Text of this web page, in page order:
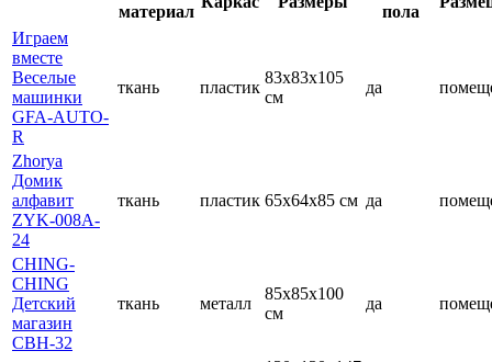
материал
пола
Играем
вместе
Веселые
машинки
GFA-AUTO-
R
ткань пластик
83x83x105
cм
да
Zhorya
Домик
алфавит
ZYK-008A-
24
ткань пластик 65x64x85 cм да
CHING-
CHING
Детский
магазин
CBH-32
ткань металл
85x85x100
cм
да